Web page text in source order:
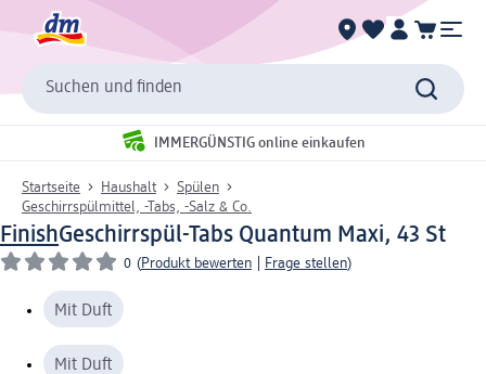
Suchen und finden
IMMERGÜNSTIG online einkaufen
Startseite Haushalt
Spülen
Geschirrspülmittel, -Tabs, -Salz & Co.
FinishGeschirrspül-Tabs Quantum Maxi, 43 St
0 (Produkt bewerten Frage stellen)
Mit Duft
Mit Duft